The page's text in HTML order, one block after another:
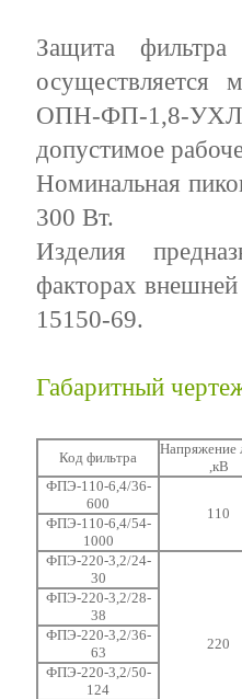
Защита
осуществляется
ОПН-ФП-1,8-
допустимое
Номинальная
300 Вт.
Изделия
факторах
15150-69.
Габаритный
Код фильтра
Напряжение
,кВ
ФПЭ-110-6,4/36-
600
110
ФПЭ-110-6,4/54-
1000
ФПЭ-220-3,2/24-
30
220
ФПЭ-220-3,2/28-
38
ФПЭ-220-3,2/36-
63
ФПЭ-220-3,2/50-
124